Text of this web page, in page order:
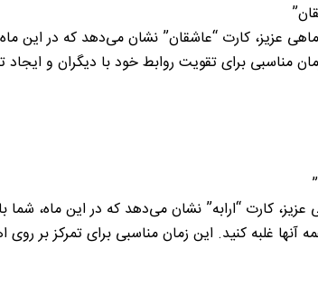
عزیز، کارت “عاشقان” نشان می‌دهد که در این
مناسبی برای تقویت روابط خود با دیگران و
کارت “ارابه” نشان می‌دهد که در این ماه، شما
آنها غلبه کنید. این زمان مناسبی برای تمرکز بر